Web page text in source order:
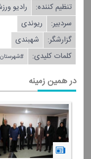
تنظیم كننده:
رادیو
سردبیر:
ریوندی
گزارشگر:
شهبندی
کلمات کلیدی:
در همین زمینه